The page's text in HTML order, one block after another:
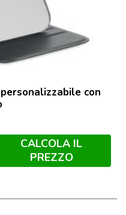
con
CALCOLA IL
PREZZO